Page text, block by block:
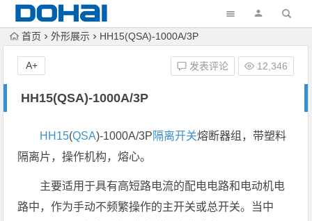
首页 外形展示 HH15(QSA)-1000A/3P
HH15(QSA)-1000A/3P
发表评论 12,346
A+
HH15(QSA)-1000A/3P 隔离开关熔断器组，带塑料
隔离片，操作机构，熔心。
主要适用于具有高短路电流的配电电路和电动机电
路中，作为手动不频繁操作的主开关或总开关。当中